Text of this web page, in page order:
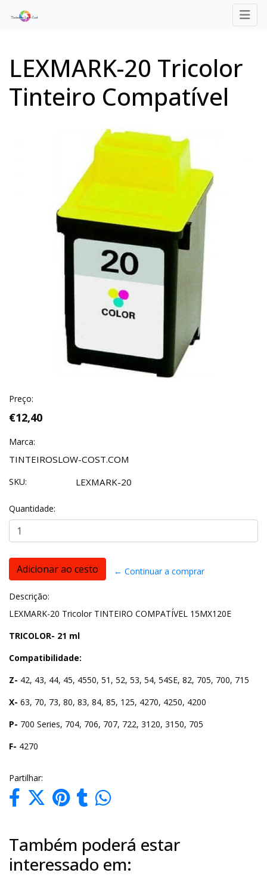
LEXMARK-20 Tricolor
Tinteiro Compatível
Preço:
€12,40
Marca:
TINTEIROSLOW-COST.COM
SKU: LEXMARK-20
Quantidade:
← Continuar a comprar
Descrição:
LEXMARK-20 Tricolor TINTEIRO COMPATÍVEL 15MX120E
TRICOLOR- 21 ml
Compatibilidade:
Z- 42, 43, 44, 45, 4550, 51, 52, 53, 54, 54SE, 82, 705, 700, 715
X- 63, 70, 73, 80, 83, 84, 85, 125, 4270, 4250, 4200
P- 700 Series, 704, 706, 707, 722, 3120, 3150, 705
F- 4270
Partilhar:
Também poderá estar
interessado em: